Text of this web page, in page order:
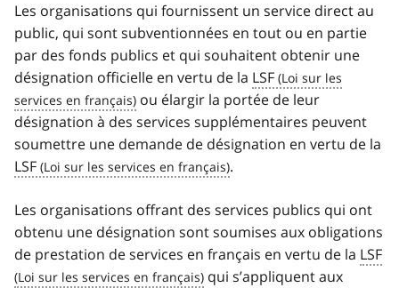
Les organisations qui fournissent un service direct au
public, qui sont subventionnées en tout ou en partie
par des fonds publics et qui souhaitent obtenir une
désignation officielle en vertu de la LSF
ou élargir la portée de leur
désignation à des services supplémentaires peuvent
soumettre une demande de désignation en vertu de la
LSF
.
Les organisations offrant des services publics qui ont
obtenu une désignation sont soumises aux obligations
de prestation de services en français en vertu de la LSF
qui s’appliquent aux